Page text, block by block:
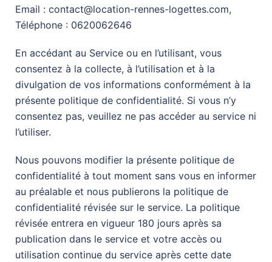
Email : contact@location-rennes-logettes.com,
Téléphone : 0620062646
En accédant au Service ou en l’utilisant, vous
consentez à la collecte, à l’utilisation et à la
divulgation de vos informations conformément à la
présente politique de confidentialité. Si vous n’y
consentez pas, veuillez ne pas accéder au service ni
l’utiliser.
Nous pouvons modifier la présente politique de
confidentialité à tout moment sans vous en informer
au préalable et nous publierons la politique de
confidentialité révisée sur le service. La politique
révisée entrera en vigueur 180 jours après sa
publication dans le service et votre accès ou
utilisation continue du service après cette date